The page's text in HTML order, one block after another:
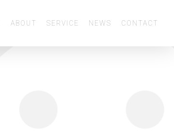
ABOUT SERVICE NEWS CONTACT